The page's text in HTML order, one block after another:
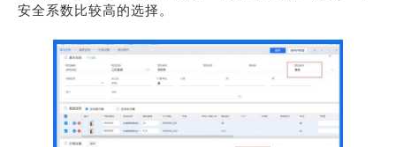
安全系数比较高的选择。